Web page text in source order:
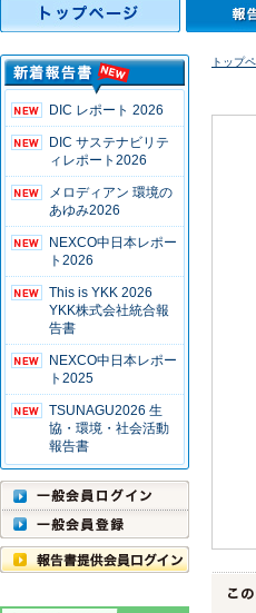
DIC レポート 2026
DIC サステナビリテ
ィレポート2026
メロディアン 環境の
あゆみ2026
NEXCO中日本レポー
ト2026
This is YKK 2026
YKK株式会社統合報
告書
NEXCO中日本レポー
ト2025
TSUNAGU2026 生
協・環境・社会活動
報告書
トップ